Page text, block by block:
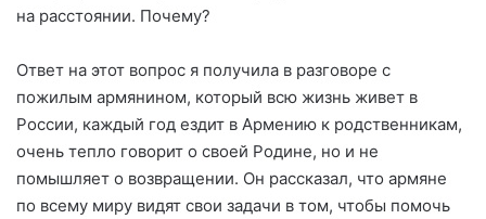
на расстоянии. Почему?
Ответ на этот вопрос я получила в разговоре с
пожилым армянином, который всю жизнь живет в
России, каждый год ездит в Армению к родственникам,
очень тепло говорит о своей Родине, но и не
помышляет о возвращении. Он рассказал, что армяне
по всему миру видят свои задачи в том, чтобы помочь